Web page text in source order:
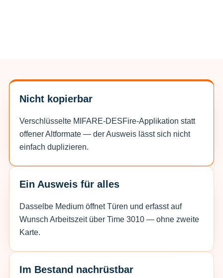
Nicht kopierbar
Verschlüsselte MIFARE-DESFire-Applikation statt
offener Altformate — der Ausweis lässt sich nicht
einfach duplizieren.
Ein Ausweis für alles
Dasselbe Medium öffnet Türen und erfasst auf
Wunsch Arbeitszeit über Time 3010 — ohne zweite
Karte.
Im Bestand nachrüstbar